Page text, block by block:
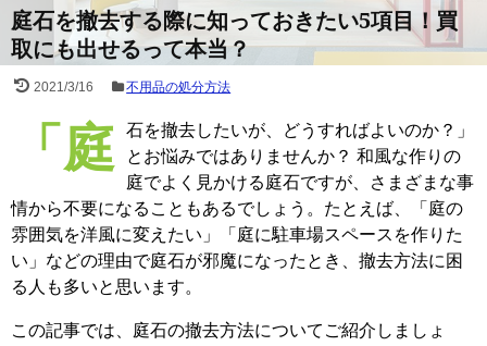
庭石を撤去する際に知っておきたい5項目！買
取にも出せるって本当？
2021/3/16 不用品の処分方法
「庭石を撤去したいが、どうすればよいのか？」
とお悩みではありませんか？ 和風な作りの
庭でよく見かける庭石ですが、さまざまな事
情から不要になることもあるでしょう。たとえば、「庭の
雰囲気を洋風に変えたい」「庭に駐車場スペースを作りた
い」などの理由で庭石が邪魔になったとき、撤去方法に困
る人も多いと思います。
この記事では、庭石の撤去方法についてご紹介しましょ